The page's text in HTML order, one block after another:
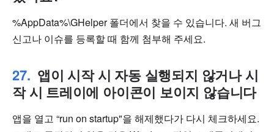
%AppData%\GHelper 폴더에서 찾을 수 있습니다. 새 버그
신고나 이슈를 등록할 때 함께 첨부해 주세요.
앱이 시작 시 자동 실행되지 않거나 시
작 시 트레이에 아이콘이 보이지 않습니다
앱을 열고 “run on startup"을 해제했다가 다시 체크하세요.